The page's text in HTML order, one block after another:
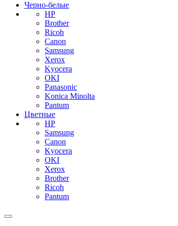
Черно-белые
HP
Brother
Ricoh
Canon
Samsung
Xerox
Kyocera
OKI
Panasonic
Konica Minolta
Pantum
Цветные
HP
Samsung
Canon
Kyocera
OKI
Xerox
Brother
Ricoh
Pantum